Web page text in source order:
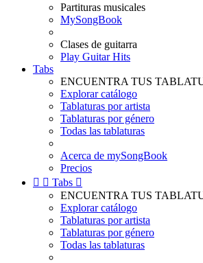
Partituras musicales
MySongBook
Clases de guitarra
Play Guitar Hits
Tabs
ENCUENTRA TUS
Explorar catálogo
Tablaturas por artista
Tablaturas por género
Todas las tablaturas
Acerca de mySongBook
Precios
  Tabs 
ENCUENTRA TUS
Explorar catálogo
Tablaturas por artista
Tablaturas por género
Todas las tablaturas